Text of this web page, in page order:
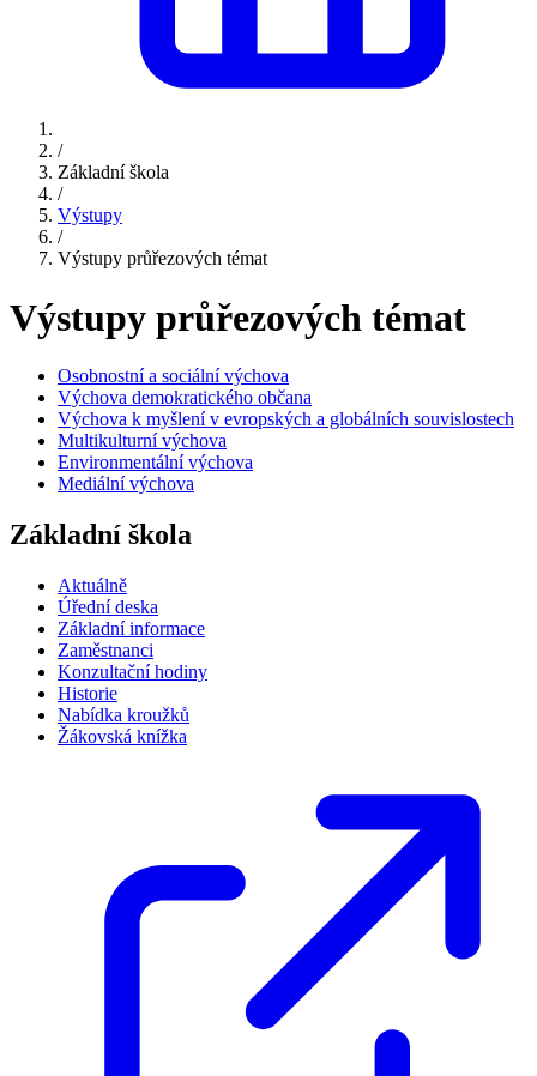
/
Základní škola
/
Výstupy
/
Výstupy průřezových témat
Výstupy průřezových témat
Osobnostní a sociální výchova
Výchova demokratického občana
Výchova k myšlení v evropských a globálních souvislostech
Multikulturní výchova
Environmentální výchova
Mediální výchova
Základní škola
Aktuálně
Úřední deska
Základní informace
Zaměstnanci
Konzultační hodiny
Historie
Nabídka kroužků
Žákovská knížka